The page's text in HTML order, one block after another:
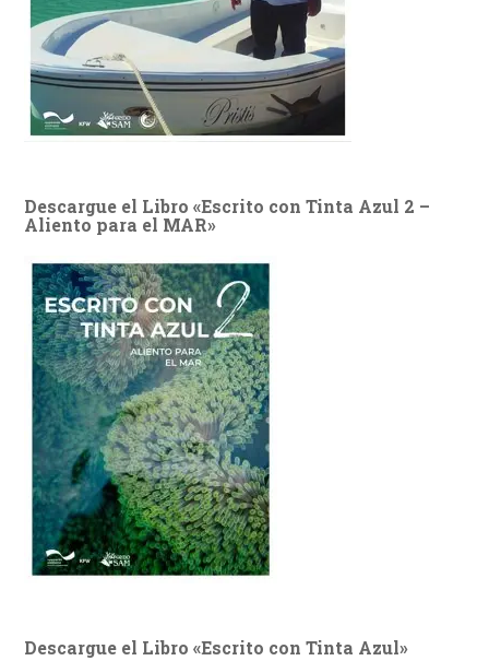
Descargue el Libro «Escrito con Tinta Azul 2 –
Aliento para el MAR»
Descargue el Libro «Escrito con Tinta Azul»